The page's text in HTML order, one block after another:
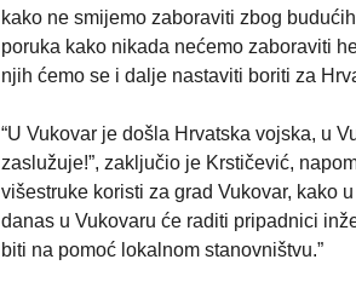
kako ne smijemo zaboraviti zbog
poruka kako nikada nećemo zaboraviti
njih ćemo se i dalje nastaviti boriti za
“U Vukovar je došla Hrvatska vojska, u
zaslužuje!”, zaključio je Krstičević,
višestruke koristi za grad Vukovar, kako
danas u Vukovaru će raditi pripadnici
biti na pomoć lokalnom stanovništvu.”